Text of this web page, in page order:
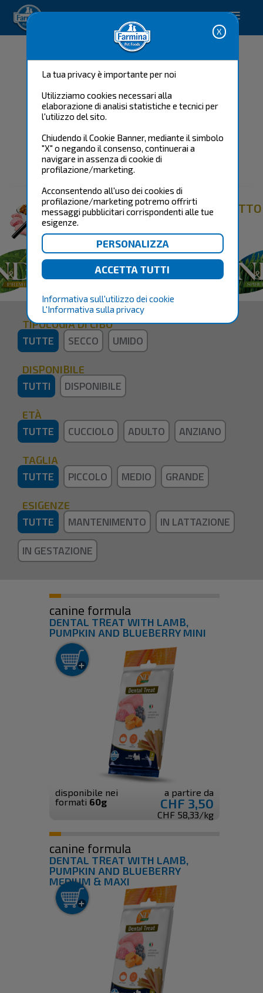
La tua privacy è importante per noi
Utilizziamo cookies necessari alla
elaborazione di analisi statistiche e tecnici per
l'utilizzo del sito.
Chiudendo il Cookie Banner, mediante il simbolo
"X" o negando il consenso, continuerai a
navigare in assenza di cookie di
profilazione/marketing.
Acconsentendo all'uso dei cookies di
profilazione/marketing potremo offrirti
messaggi pubblicitari corrispondenti alle tue
esigenze.
Informativa sull'utilizzo dei cookie
L'Informativa sulla privacy
Happy pet. Happy you.
N&D PUMPKIN CANI
TROVA IL PRODOTTO PIÙ ADATTO
PER IL TUO CANE
TIPOLOGIA DI CIBO
TUTTE SECCO UMIDO
DISPONIBILE
TUTTI DISPONIBILE
ETÀ
TUTTE CUCCIOLO ADULTO ANZIANO
TAGLIA
TUTTE PICCOLO MEDIO GRANDE
ESIGENZE
TUTTE MANTENIMENTO
IN LATTAZIONE
IN GESTAZIONE
canine formula
DENTAL TREAT WITH LAMB,
PUMPKIN AND BLUEBERRY MINI
disponibile nei
formati 60g
a partire da
CHF 3,50
CHF 58,33/kg
canine formula
DENTAL TREAT WITH LAMB,
PUMPKIN AND BLUEBERRY
MEDIUM & MAXI